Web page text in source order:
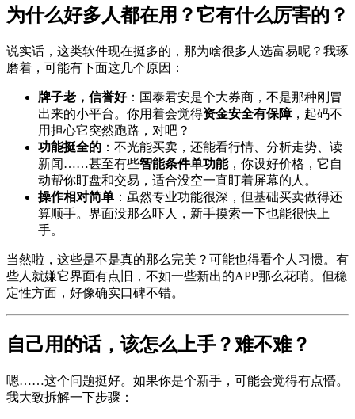
为什么好多人都在用？它有什么厉害的？
说实话，这类软件现在挺多的，那为啥很多人选富易呢？我琢
磨着，可能有下面这几个原因：
牌子老，信誉好：国泰君安是个大券商，不是那种刚冒
出来的小平台。你用着会觉得资金安全有保障，起码不
用担心它突然跑路，对吧？
功能挺全的 ：不光能买卖，还能看行情、分析走势、读
新闻……甚至有些智能条件单功能，你设好价格，它自
动帮你盯盘和交易，适合没空一直盯着屏幕的人。
操作相对简单 ：虽然专业功能很深，但基础买卖做得还
算顺手。界面没那么吓人，新手摸索一下也能很快上
手。
当然啦，这些是不是真的那么完美？可能也得看个人习惯。有
些人就嫌它界面有点旧，不如一些新出的APP那么花哨。但稳
定性方面，好像确实口碑不错。
自己用的话，该怎么上手？难不难？
嗯……这个问题挺好。如果你是个新手，可能会觉得有点懵。
我大致拆解一下步骤：